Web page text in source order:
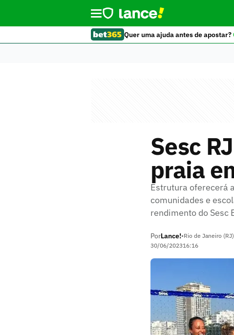
Quer uma ajuda antes de apostar?
Sesc
praia
Estrutura oferecerá
comunidades e
rendimento do Sesc
PorLance!•Rio de Janeiro (RJ)
30/06/202316:16